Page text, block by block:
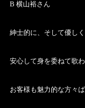
B 横山裕さん
紳士的に、そして優し
安心して身を委ねて歌
お客様も魅力的な方々ば